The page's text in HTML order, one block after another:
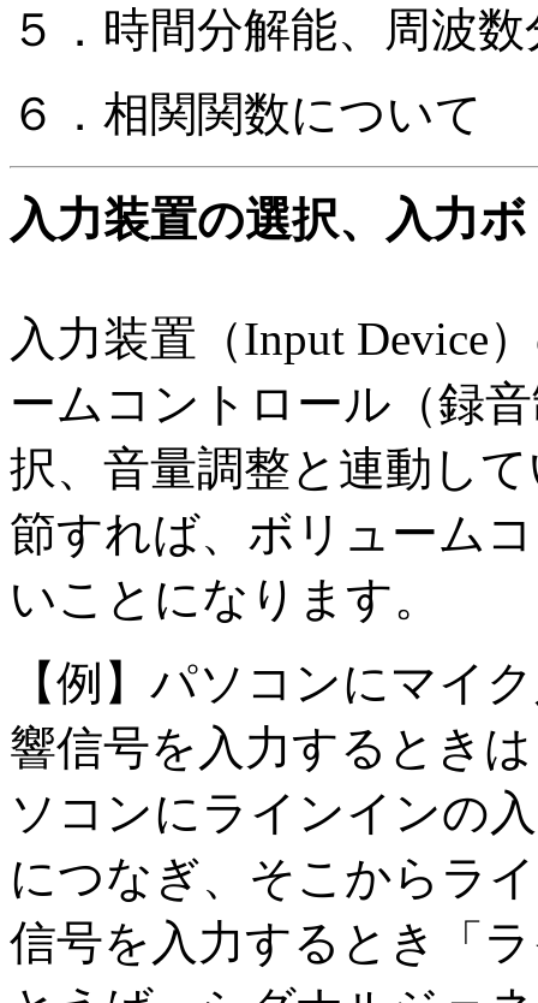
５．時間分解能、周波
６．相関関数について
入力装置の選択、入力
入力装置（Input Device
ームコントロール（録
択、音量調整と連動し
節すれば、ボリューム
いことになります。
【例】パソコンにマイ
響信号を入力するとき
ソコンにラインインの
につなぎ、そこからラ
信号を入力するとき「